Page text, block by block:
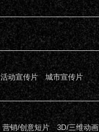
活动宣传片
城市宣传片
营销/创意短片
3D/三维动画